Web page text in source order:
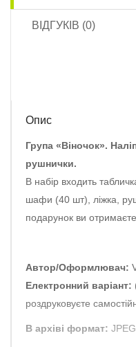
ВІДГУКІВ (0)
Опис
Група «Віночок».
рушнички.
В набір входить
шафи (40 шт), ліжка,
подарунок ви
Автор/Оформлювач:
Електронний варіант:
роздруковуєте
В архіві формат: JPEG